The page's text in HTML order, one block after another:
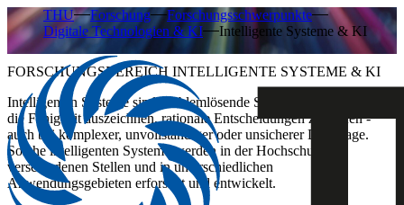
THU Forschung
Forschungsschwerpunkte
Digitale Technologien & KI
Intelligente Systeme & KI
FORSCHUNGSBEREICH INTELLIGENTE SYSTEME & KI
​Intelligenten Systeme sind problemlösende Systeme, die sich durch
die Fähigkeit auszeichnen, rationale Entscheidungen zu treffen -
auch bei komplexer, unvollständiger oder unsicherer Datenlage.
Solche intelligenten Systeme werden in der Hochschule an
verschiedenen Stellen und in unterschiedlichen
Anwendungsgebieten erforscht und entwickelt.